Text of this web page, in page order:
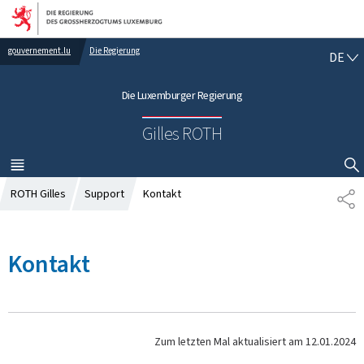
Zur Hauptnavigation
Zum Inhalt
gouvernement.lu Die Regierung
Die Luxemburger Regierung
Gilles ROTH
DED
H
MENÜ
HAUPT-
SUCHFLED ANZEIGEN / SCHLIESSEN
T
E
ROTH Gilles Support Kontakt
Kontakt
Zum letzten Mal aktualisiert am 12.01.2024